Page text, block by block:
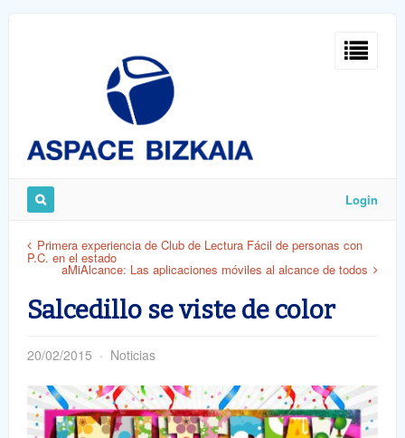
Remember
Me
Login
Primera experiencia de Club de Lectura Fácil de personas con
P.C. en el estado
aMiAlcance: Las aplicaciones móviles al alcance de todos
Salcedillo se viste de color
20/02/2015 Noticias